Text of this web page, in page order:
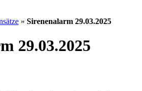
» Sirenenalarm 29.03.2025
29.03.2025